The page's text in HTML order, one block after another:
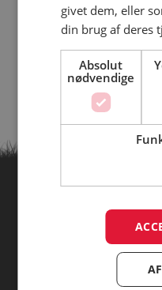
Find
givet dem, eller
din brug af deres
Absolut
nødvendige